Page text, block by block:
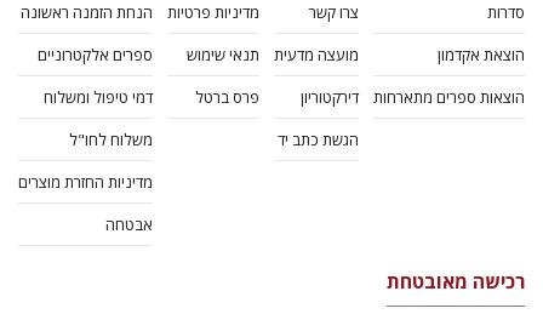
סדרות
הוצאת אקדמון
הוצאות ספרים מתארחות
צרו קשר
מועצה מדעית
דירקטוריון
הגשת כתב יד
מדיניות פרטיות
תנאי שימוש
פרס ברטל
הנחת הזמנה ראשונה
ספרים אלקטרוניים
דמי טיפול ומשלוח
משלוח לחו"ל
מדיניות החזרת מוצרים
אבטחה
רכישה מאובטחת